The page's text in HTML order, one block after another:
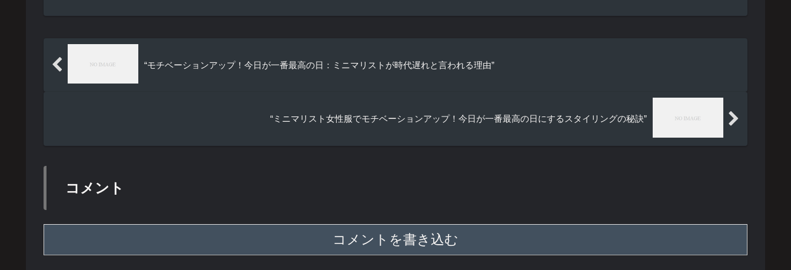
“モチベーションアップ！今日が一番最高の日：ミニマリストが時代遅れと言われる理由”
“ミニマリスト女性服でモチベーションアップ！今日が一番最高の日にするスタイリングの秘訣”
コメント
コメントを書き込む